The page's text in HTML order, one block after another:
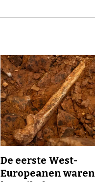
De eerste West-
Europeanen waren